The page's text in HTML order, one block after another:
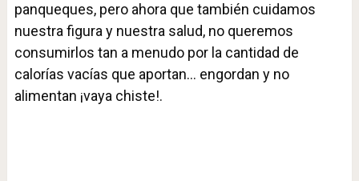
panqueques, pero ahora que también cuidamos
nuestra figura y nuestra salud, no queremos
consumirlos tan a menudo por la cantidad de
calorías vacías que aportan… engordan y no
alimentan ¡vaya chiste!.